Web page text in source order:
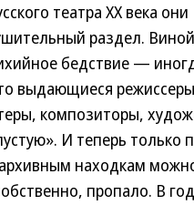
театра ХХ века они
раздел.
бедствие —
выдающиеся
композиторы,
И теперь только
находкам
пропало. В